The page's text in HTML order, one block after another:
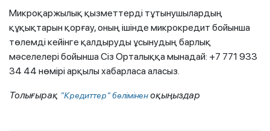
Микроқаржылық қызметтерді тұтынушылардың
құқықтарын қорғау, оның ішінде микрокредит бойынша
төлемді кейінге қалдыруды ұсынудың барлық
мәселелері бойынша Сіз Орталыққа мынадай: +7 771 933
34 44 нөмірі арқылы хабарласа аласыз.
Толығырақ "Кредиттер" бөліміненоқыңыздар